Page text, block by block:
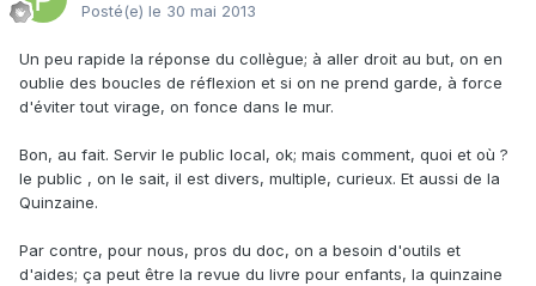
Posté(e) le 30 mai 2013
Un peu rapide la réponse du collègue; à aller droit au but, on en
oublie des boucles de réflexion et si on ne prend garde, à force
d'éviter tout virage, on fonce dans le mur.
Bon, au fait. Servir le public local, ok; mais comment, quoi et où ?
le public , on le sait, il est divers, multiple, curieux. Et aussi de la
Quinzaine.
Par contre, pour nous, pros du doc, on a besoin d'outils et
d'aides; ça peut être la revue du livre pour enfants, la quinzaine